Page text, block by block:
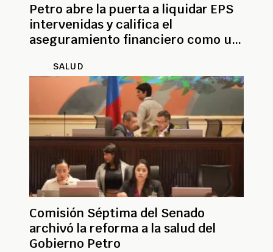
Petro abre la puerta a liquidar EPS
intervenidas y califica el
aseguramiento financiero como un
SALUD
Comisión Séptima del Senado
archivó la reforma a la salud del
Gobierno Petro